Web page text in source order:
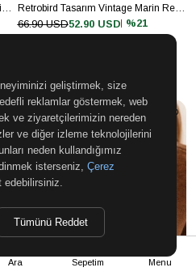
Retrobird Tasarım Vintage Style İnci Renkli Küpe Retrobird Tasarım Vintage Marin Renkli Balina Broş Yaka İğnesi
%21
52.90 USD
66.90 USD
%70'E VARAN İNDİRİM
geliştirmek, size
reklamlar göstermek, web
ve ziyaretçilerimizin nereden
ve diğer izleme teknolojilerini
neden kullandığımız
isterseniz, Çerez
edebilirsiniz.
Tümünü Reddet
Ara Sepetim Menu